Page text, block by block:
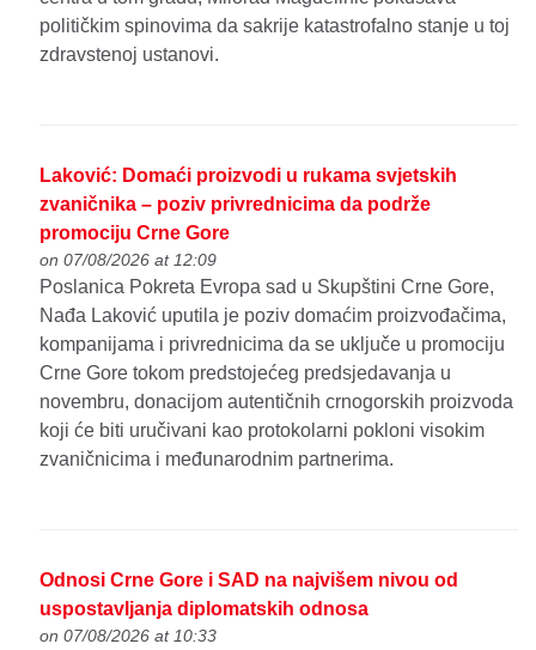
političkim spinovima da sakrije katastrofalno stanje u toj
zdravstenoj ustanovi.
Laković: Domaći proizvodi u rukama svjetskih
zvaničnika – poziv privrednicima da podrže
promociju Crne Gore
on 07/08/2026 at 12:09
Poslanica Pokreta Evropa sad u Skupštini Crne Gore,
Nađa Laković uputila je poziv domaćim proizvođačima,
kompanijama i privrednicima da se uključe u promociju
Crne Gore tokom predstojećeg predsjedavanja u
novembru, donacijom autentičnih crnogorskih proizvoda
koji će biti uručivani kao protokolarni pokloni visokim
zvaničnicima i međunarodnim partnerima.
Odnosi Crne Gore i SAD na najvišem nivou od
uspostavljanja diplomatskih odnosa
on 07/08/2026 at 10:33